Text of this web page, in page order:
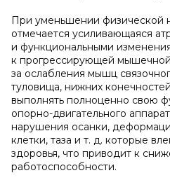
При уменьшении физической
отмечается усиливающаяся
и функциональными
к прогрессирующей
за ослабления мышц
туловища, нижних
выполнять полноценно свою
опорно-двигательного
нарушения осанки,
клетки, таза и т. д. которые
здоровья, что приводит к
работоспособности.